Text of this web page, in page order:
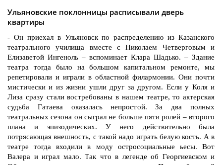
Ульяновские поклонницы расписывали дверь
квартиры
- Он приехал в Ульяновск по распределению из Казанского
театрального училища вместе с Николаем Четверговым и
Елизаветой Ингеноль – вспоминает Клара Шадько. – Здание
театра тогда было на большом капитальном ремонте, мы
репетировали и играли в областной филармонии. Они почти
мистически и из жизни ушли друг за другом. Если у Коля и
Лиза сразу стали востребованы в нашем театре, то актерская
судьба Гатаева оказалась непростой. За два полных
театральных сезона он сыграл не больше пяти ролей – второго
плана и эпизодических. У него действительно была
потрясающая внешность, с такой надо играть белую кость. А в
театре тогда входили в моду остросоциальные ьесы. Вот
Валера и играл мало. Так что в легенде об Георгиевском и